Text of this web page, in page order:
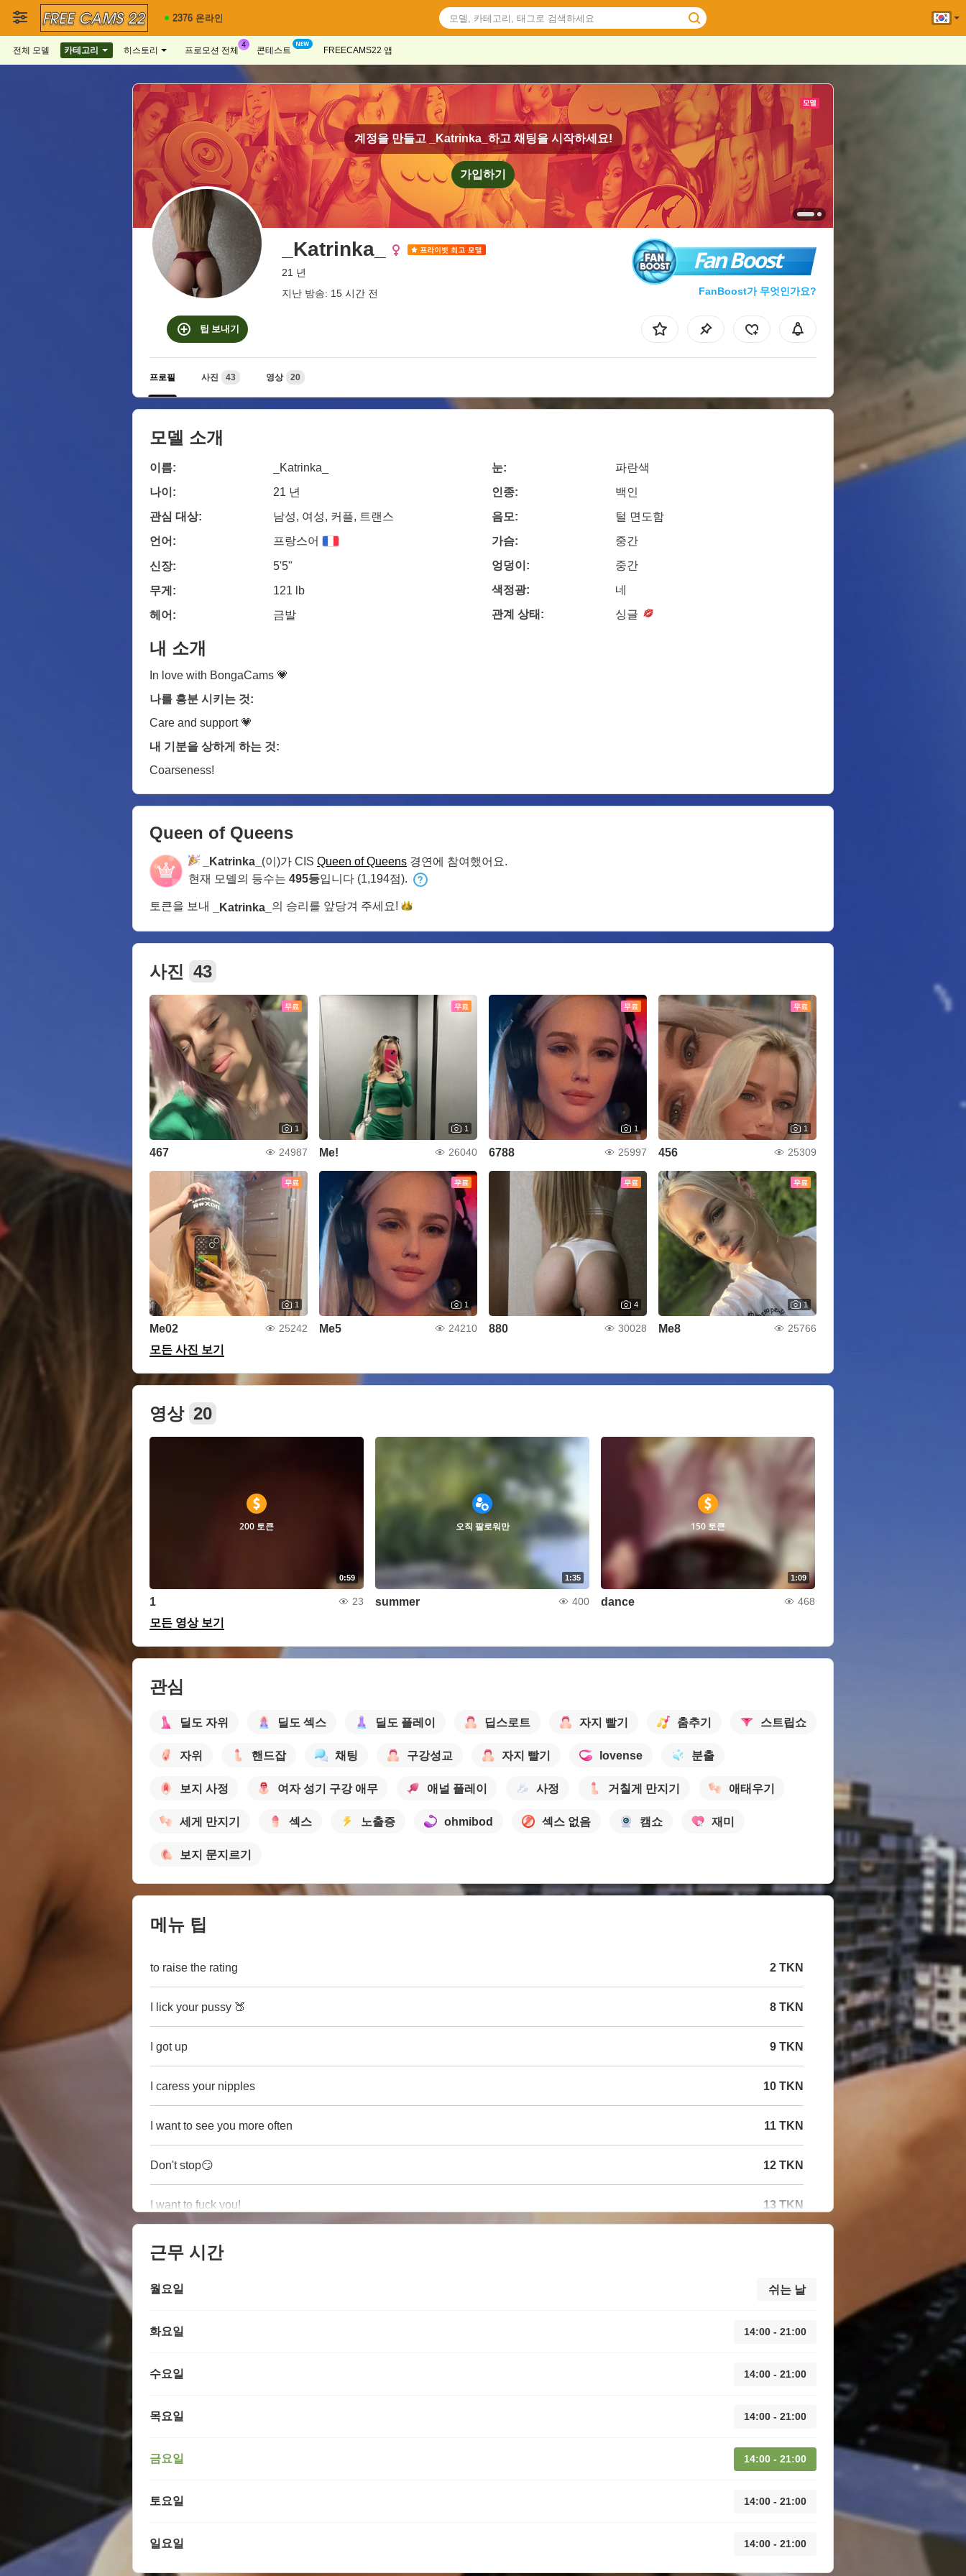
2376 온라인
전체 모델 카테고리 히스토리 프로모션 전체 콘테스트 FREECAMS22 앱
계정을 만들고 _Katrinka_ 하고 채팅을 시작하세요!
가입하기
_Katrinka_
21 년
지난 방송: 15 시간 전
Fan Boost
FanBoost가 무엇인가요?
팁 보내기
프로필 사진 43 영상 20
모델 소개
이름:
_Katrinka_
나이:
21 년
관심 대상:
남성, 여성, 커플, 트랜스
언어:
프랑스어
신장:
5'5"
무게:
121 lb
헤어:
금발
눈:
파란색
인종:
백인
음모:
털 면도함
가슴:
중간
엉덩이:
중간
색정광:
네
관계 상태:
싱글
내 소개
In love with BongaCams 💗
나를 흥분 시키는 것:
Care and support 💗
내 기분을 상하게 하는 것:
Coarseness!
Queen of Queens
_Katrinka_ (이)가 CIS Queen of Queens 경연에 참여했어요.
현재 모델의 등수는 495등입니다 (1,194점).
토큰을 보내 _Katrinka_ 의 승리를 앞당겨 주세요!
사진 43
무료
1
467 24987
무료
1
Me! 26040
무료
1
6788 25997
무료
1
456 25309
무료
1
Me02 25242
무료
1
Me5 24210
무료
4
880 30028
무료
1
Me8 25766
모든 사진 보기
영상 20
0:59
200 토큰
1 23
1:35
오직 팔로워만
summer 400
1:09
150 토큰
dance 468
모든 영상 보기
관심
딜도 자위 딜도 섹스 딜도 플레이 딥스로트 자지 빨기 춤추기 스트립쇼
자위 핸드잡 채팅 구강성교 자지 빨기 lovense 분출
보지 사정 여자 성기 구강 애무 애널 플레이 사정 거칠게 만지기 애태우기
세게 만지기 섹스 노출증 ohmibod 섹스 없음 캠쇼 재미
보지 문지르기
메뉴 팁
to raise the rating 2 TKN
I lick your pussy 🍑 8 TKN
I got up 9 TKN
I caress your nipples 10 TKN
I want to see you more often 11 TKN
Don't stop😏 12 TKN
I want to fuck you! 13 TKN
근무 시간
월요일 쉬는 날
화요일 14:00 - 21:00
수요일 14:00 - 21:00
목요일 14:00 - 21:00
금요일 14:00 - 21:00
토요일 14:00 - 21:00
일요일 14:00 - 21:00